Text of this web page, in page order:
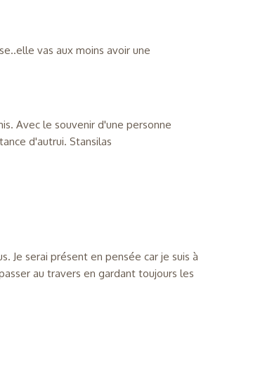
vas aux moins avoir une
Avec le souvenir d'une personne
d'autrui. Stansilas
Je serai présent en pensée car je suis à
au travers en gardant toujours les